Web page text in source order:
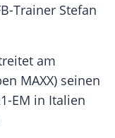
Trainer Stefan
am
MAXX) seinen
EM in Italien